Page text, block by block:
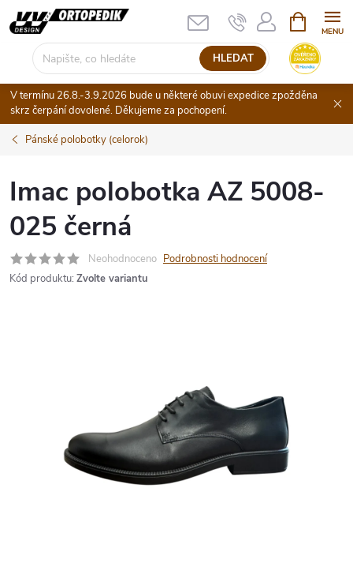
Přejít
na
HLEDAT
NÁKUPNÍ
KOŠÍK
V termínu 26.8.-3.9.2026 bude u některé obuvi expedice zpožděna
skrz čerpání dovolené. Děkujeme za pochopení.
Pánské polobotky (celorok)
Imac polobotka AZ 5008-
025 černá
Neohodnoceno Podrobnosti hodnocení
Kód produktu: Zvolte variantu